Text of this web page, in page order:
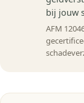
bij jouw
AFM